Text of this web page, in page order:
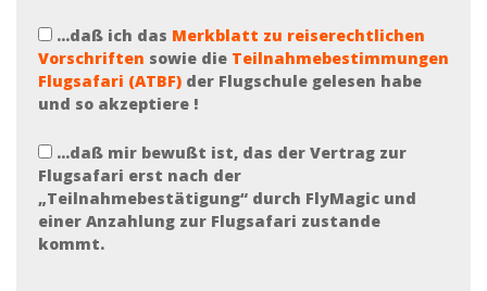
Merkblatt
...daß ich das Merkblatt zu reiserechtlichen
Vorschriften sowie die Teilnahmebestimmungen
Flugsafari (ATBF) der Flugschule gelesen habe
und so akzeptiere !
Vertrag
...daß mir bewußt ist, das der Vertrag zur
Flugsafari erst nach der
„Teilnahmebestätigung“ durch FlyMagic und
einer Anzahlung zur Flugsafari zustande
kommt.